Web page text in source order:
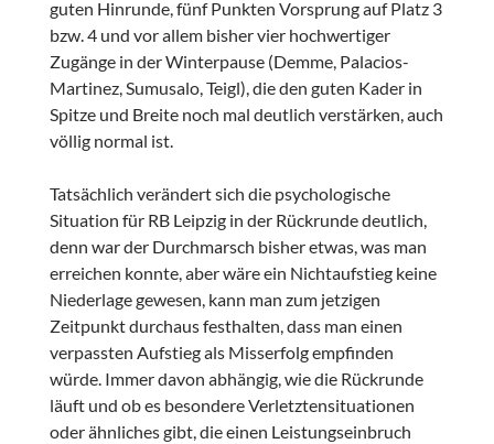
guten Hinrunde, fünf Punkten Vorsprung auf Platz 3
bzw. 4 und vor allem bisher vier hochwertiger
Zugänge in der Winterpause (Demme, Palacios-
Martinez, Sumusalo, Teigl), die den guten Kader in
Spitze und Breite noch mal deutlich verstärken, auch
völlig normal ist.
Tatsächlich verändert sich die psychologische
Situation für RB Leipzig in der Rückrunde deutlich,
denn war der Durchmarsch bisher etwas, was man
erreichen konnte, aber wäre ein Nichtaufstieg keine
Niederlage gewesen, kann man zum jetzigen
Zeitpunkt durchaus festhalten, dass man einen
verpassten Aufstieg als Misserfolg empfinden
würde. Immer davon abhängig, wie die Rückrunde
läuft und ob es besondere Verletztensituationen
oder ähnliches gibt, die einen Leistungseinbruch